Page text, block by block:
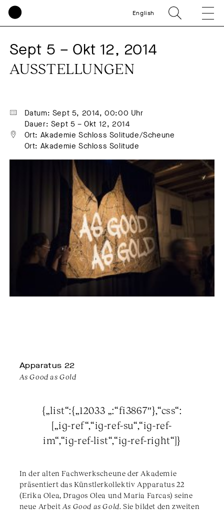
English
Sept 5 – Okt 12, 2014
AUSSTELLUNGEN
Datum: Sept 5, 2014, 00:00 Uhr
Dauer: Sept 5 – Okt 12, 2014
Ort: Akademie Schloss Solitude/Scheune
Ort: Akademie Schloss Solitude
Apparatus 22
As Good as Gold
{„list“:{„12033 „:“fi3867″},“css“:
[„ig-ref“,“ig-ref-su“,“ig-ref-
im“,“ig-ref-list“,“ig-ref-right“]}
In der alten Fachwerkscheune der Akademie
präsentiert das Künstlerkollektiv Apparatus 22
(Erika Olea, Dragos Olea und Maria Farcas) seine
neue Arbeit As Good as Gold. Sie bildet den zweiten